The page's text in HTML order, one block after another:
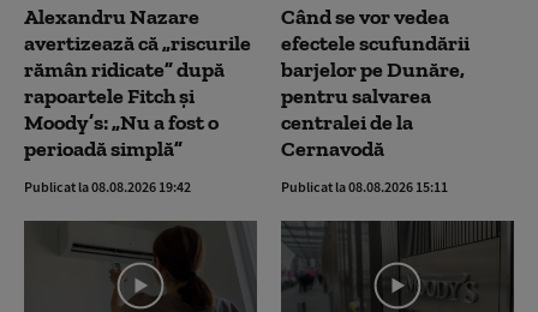
Alexandru Nazare
avertizează că „riscurile
rămân ridicate” după
rapoartele Fitch și
Moody’s: „Nu a fost o
perioadă simplă”
Publicat la 08.08.2026 19:42
Când se vor vedea
efectele scufundării
barjelor pe Dunăre,
pentru salvarea
centralei de la
Cernavodă
Publicat la 08.08.2026 15:11